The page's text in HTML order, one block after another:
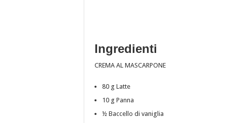
Ingredienti
CREMA AL MASCARPONE
80 g Latte
10 g Panna
½ Baccello di vaniglia